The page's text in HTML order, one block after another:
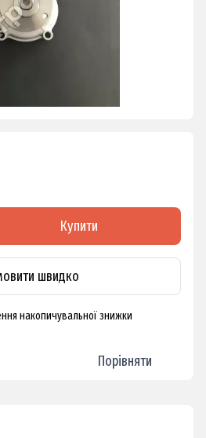
Купити
швидко
накопичувальної знижки
Порівняти